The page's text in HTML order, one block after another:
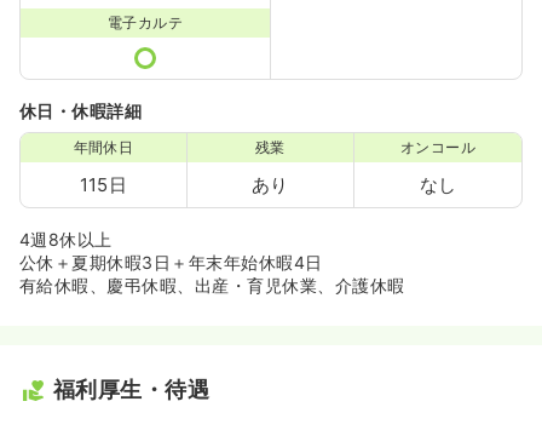
電子カルテ
休日・休暇詳細
年間休日
115日
残業
あり
オンコール
なし
4週8休以上
公休＋夏期休暇3日＋年末年始休暇4日
有給休暇、慶弔休暇、出産・育児休業、介護休暇
福利厚生・待遇